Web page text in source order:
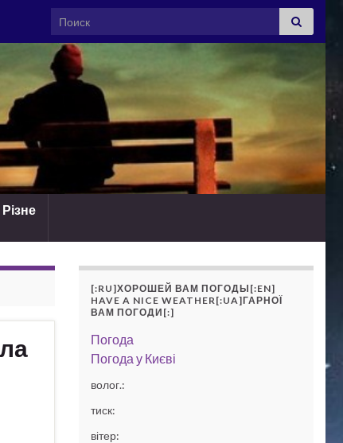
Search for:
Різне
[:RU]ХОРОШЕЙ ВАМ ПОГОДЫ[:EN]
HAVE A NICE WEATHER[:UA]ГАРНОЇ
ВАМ ПОГОДИ[:]
Погода
Погода у Києві
волог.:
тиск:
вітер: